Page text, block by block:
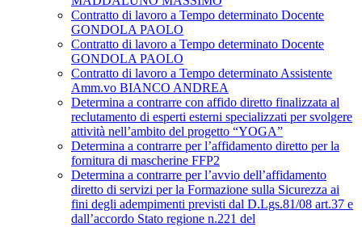
Contratto di lavoro a Tempo determinato Docente
GONDOLA PAOLO
Contratto di lavoro a Tempo determinato Docente
GONDOLA PAOLO
Contratto di lavoro a Tempo determinato Assistente
Amm.vo BIANCO ANDREA
Determina a contrarre con affido diretto finalizzata al
reclutamento di esperti esterni specializzati per svolgere
attività nell’ambito del progetto “YOGA”
Determina a contrarre per l’affidamento diretto per la
fornitura di mascherine FFP2
Determina a contrarre per l’avvio dell’affidamento
diretto di servizi per la Formazione sulla Sicurezza ai
fini degli adempimenti previsti dal D.Lgs.81/08 art.37 e
dall’accordo Stato regione n.221 del